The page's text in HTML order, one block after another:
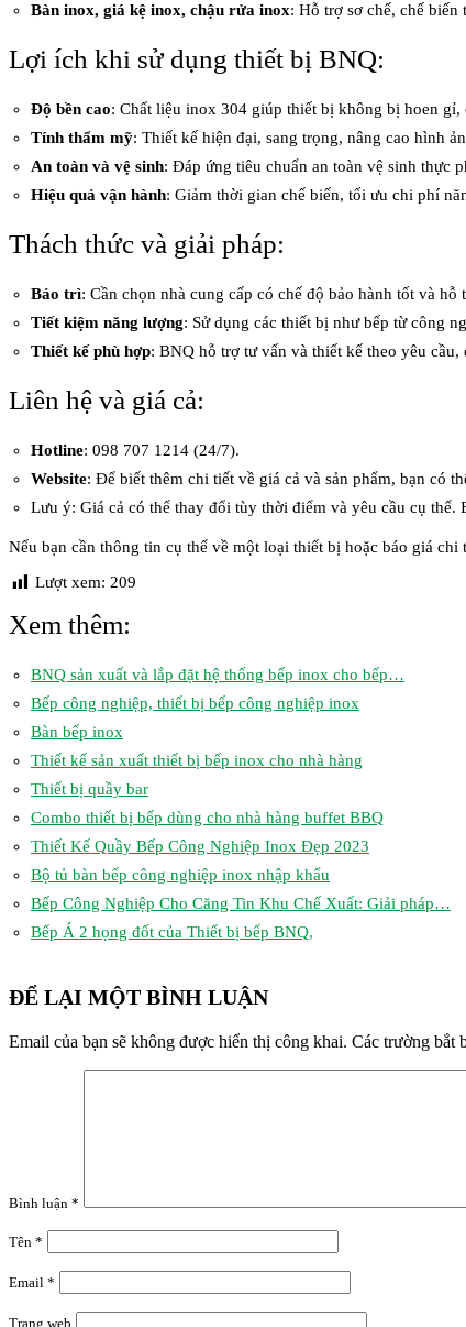
Bàn inox, giá kệ inox, chậu rửa inox: Hỗ trợ sơ chế, chế biến
Lợi ích khi sử dụng thiết bị BNQ:
Độ bền cao: Chất liệu inox 304 giúp thiết bị không bị hoen
Tính thẩm mỹ: Thiết kế hiện đại, sang trọng, nâng cao hình
An toàn và vệ sinh: Đáp ứng tiêu chuẩn an toàn vệ sinh thực
Hiệu quả vận hành: Giảm thời gian chế biến, tối ưu chi phí
Thách thức và giải pháp:
Bảo trì: Cần chọn nhà cung cấp có chế độ bảo hành tốt và
Tiết kiệm năng lượng: Sử dụng các thiết bị như bếp từ công
Thiết kế phù hợp: BNQ hỗ trợ tư vấn và thiết kế theo yêu
Liên hệ và giá cả:
Hotline: 098 707 1214 (24/7).
Website: Để biết thêm chi tiết về giá cả và sản phẩm, bạn có
Lưu ý: Giá cả có thể thay đổi tùy thời điểm và yêu cầu cụ
Nếu bạn cần thông tin cụ thể về một loại thiết bị hoặc báo giá
Lượt xem: 209
Xem thêm:
BNQ sản xuất và lắp đặt hệ thống bếp inox cho bếp…
Bếp công nghiệp, thiết bị bếp công nghiệp inox
Bàn bếp inox
Thiết kế sản xuất thiết bị bếp inox cho nhà hàng
Thiết bị quầy bar
Combo thiết bị bếp dùng cho nhà hàng buffet BBQ
Thiết Kế Quầy Bếp Công Nghiệp Inox Đẹp 2023
Bộ tủ bàn bếp công nghiệp inox nhập khẩu
Bếp Công Nghiệp Cho Căng Tin Khu Chế Xuất: Giải pháp…
Bếp Á 2 họng đốt của Thiết bị bếp BNQ,
ĐỂ LẠI MỘT BÌNH LUẬN
Email của bạn sẽ không được hiển thị công khai. Các trường bắt
Bình luận *
Tên *
Email *
Trang web